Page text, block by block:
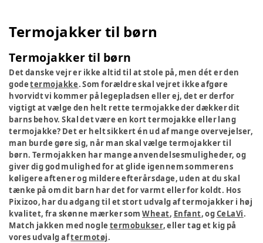
Termojakker til børn
Termojakker til børn
Det danske vejr er ikke altid til at stole på, men dét er den
godetermojakke. Som forældre skal vejret ikke afgøre
hvorvidt vi kommer på legepladsen eller ej, det er derfor
vigtigt at vælge den helt rette termojakke der dækker dit
barns behov. Skal det være en kort termojakke eller lang
termojakke? Det er helt sikkert én ud af mange overvejelser,
man burde gøre sig, når man skal vælge termojakker til
børn. Termojakken har mange anvendelsesmuligheder, og
giver dig god mulighed for at glide igennem sommerens
køligere aftener og mildere efterårsdage, uden at du skal
tænke på om dit barn har det for varmt eller for koldt. Hos
Pixizoo, har du adgang til et stort udvalg af termojakker i høj
kvalitet, fra skønne mærker somWheat, Enfant, ogCeLaVi.
Match jakken med nogle termobukser, eller tag et kig på
vores udvalg aftermotøj.